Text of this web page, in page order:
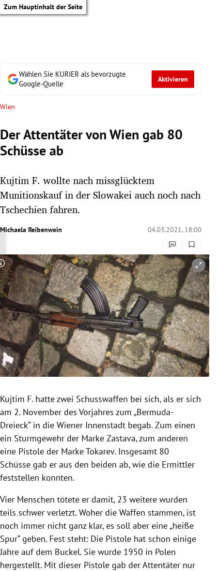
Zum Hauptinhalt der Seite
Untermenü
Untermenü
Untermenü
Untermenü
Untermenü
Untermenü
Untermenü
Untermenü
Wählen Sie KURIER als bevorzugte
Google-Quelle
Aktivieren
Wien
Der Attentäter von Wien gab 80
Schüsse ab
Kujtim F. wollte nach missglücktem
Munitionskauf in der Slowakei auch noch nach
Tschechien fahren.
Michaela Reibenwein 04.03.2021, 18:00
Copyright-Hinweis öffnen/schließen
Kujtim F. hatte zwei Schusswaffen bei sich, als er sich
am 2. November des Vorjahres zum „Bermuda-
Dreieck“ in die Wiener Innenstadt begab. Zum einen
ein Sturmgewehr der Marke Zastava, zum anderen
eine Pistole der Marke Tokarev. Insgesamt 80
Schüsse gab er aus den beiden ab, wie die Ermittler
feststellen konnten.
Vier Menschen tötete er damit, 23 weitere wurden
teils schwer verletzt. Woher die Waffen stammen, ist
noch immer nicht ganz klar, es soll aber eine „heiße
Spur“ geben. Fest steht: Die Pistole hat schon einige
Jahre auf dem Buckel. Sie wurde 1950 in Polen
hergestellt. Mit dieser Pistole gab der Attentäter nur